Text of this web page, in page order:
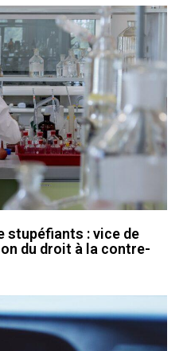
stupéfiants : vice de
du droit à la contre-